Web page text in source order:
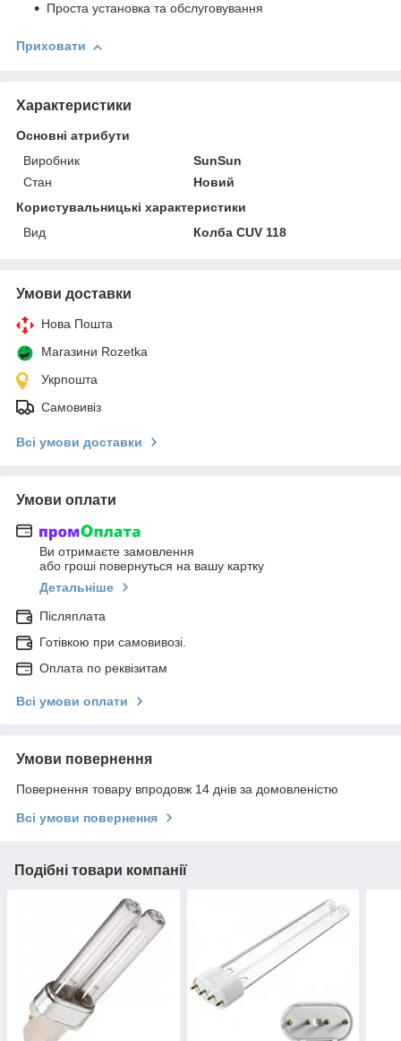
Проста установка та обслуговування
Приховати
Характеристики
Основні атрибути
Виробник
SunSun
Стан
Новий
Користувальницькі характеристики
Вид
Колба CUV 118
Умови доставки
Нова Пошта
Магазини Rozetka
Укрпошта
Самовивіз
Всі умови доставки
Умови оплати
Ви отримаєте замовлення
або гроші повернуться на вашу картку
Детальніше
Післяплата
Готівкою при самовивозі.
Оплата по реквізитам
Всі умови оплати
Умови повернення
Повернення товару впродовж 14 днів за домовленістю
Всі умови повернення
Подібні товари компанії